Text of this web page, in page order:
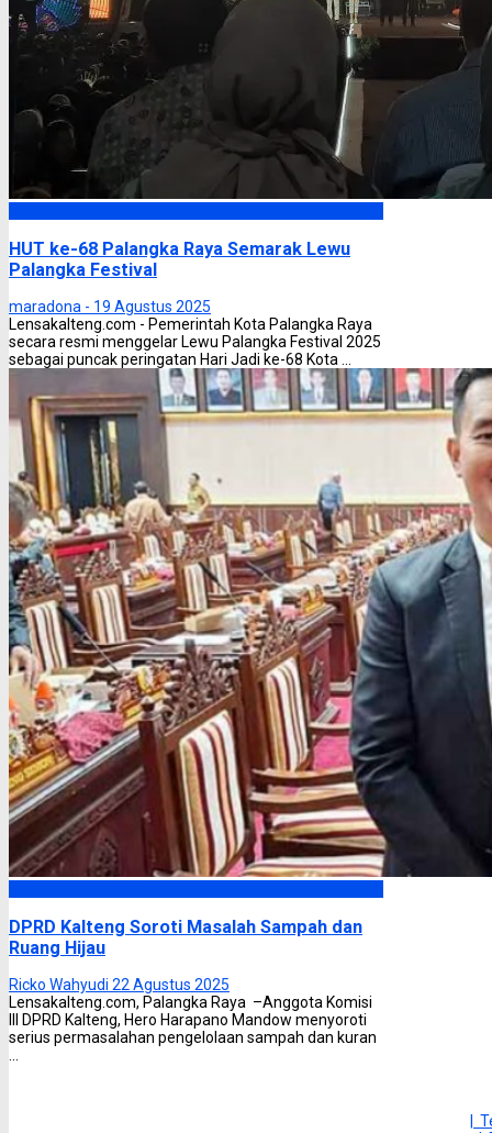
HUT ke-68 Palangka Raya Semarak Lewu
Palangka Festival
maradona - 19 Agustus 2025
Lensakalteng.com - Pemerintah Kota Palangka Raya
secara resmi menggelar Lewu Palangka Festival 2025
sebagai puncak peringatan Hari Jadi ke-68 Kota ...
DPRD Kalteng Soroti Masalah Sampah dan
Ruang Hijau
Ricko Wahyudi 22 Agustus 2025
Lensakalteng.com, Palangka Raya –Anggota Komisi
III DPRD Kalteng, Hero Harapano Mandow menyoroti
serius permasalahan pengelolaan sampah dan kuran
|